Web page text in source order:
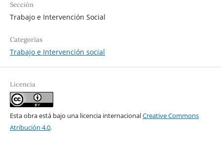
Sección
Trabajo e Intervención Social
Categorías
Trabajo e Intervención social
Licencia
Esta obra está bajo una licencia internacionalCreative Commons
Atribución 4.0.